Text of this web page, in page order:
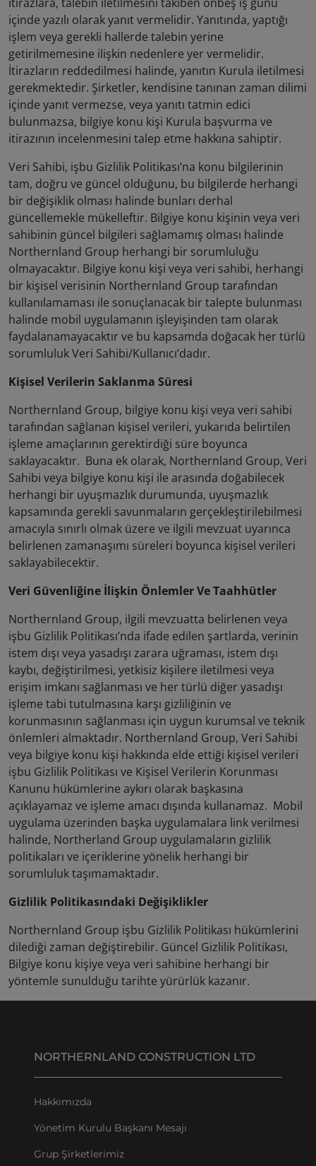
içinde yazılı olarak yanıt vermelidir. Yanıtında, yaptığı
işlem veya gerekli hallerde talebin yerine
getirilmemesine ilişkin nedenlere yer vermelidir.
İtirazların reddedilmesi halinde, yanıtın Kurula iletilmesi
gerekmektedir. Şirketler, kendisine tanınan zaman dilimi
içinde yanıt vermezse, veya yanıtı tatmin edici
bulunmazsa, bilgiye konu kişi Kurula başvurma ve
itirazının incelenmesini talep etme hakkına sahiptir.
Veri Sahibi, işbu Gizlilik Politikası’na konu bilgilerinin
tam, doğru ve güncel olduğunu, bu bilgilerde herhangi
bir değişiklik olması halinde bunları derhal
güncellemekle mükelleftir. Bilgiye konu kişinin veya veri
sahibinin güncel bilgileri sağlamamış olması halinde
Northernland Group herhangi bir sorumluluğu
olmayacaktır. Bilgiye konu kişi veya veri sahibi, herhangi
bir kişisel verisinin Northernland Group tarafından
kullanılamaması ile sonuçlanacak bir talepte bulunması
halinde mobil uygulamanın işleyişinden tam olarak
faydalanamayacaktır ve bu kapsamda doğacak her türlü
sorumluluk Veri Sahibi/Kullanıcı’dadır.
Kişisel Verilerin Saklanma Süresi
Northernland Group, bilgiye konu kişi veya veri sahibi
tarafından sağlanan kişisel verileri, yukarıda belirtilen
işleme amaçlarının gerektirdiği süre boyunca
saklayacaktır. Buna ek olarak, Northernland Group, Veri
Sahibi veya bilgiye konu kişi ile arasında doğabilecek
herhangi bir uyuşmazlık durumunda, uyuşmazlık
kapsamında gerekli savunmaların gerçekleştirilebilmesi
amacıyla sınırlı olmak üzere ve ilgili mevzuat uyarınca
belirlenen zamanaşımı süreleri boyunca kişisel verileri
saklayabilecektir.
Veri Güvenliğine İlişkin Önlemler Ve Taahhütler
Northernland Group, ilgili mevzuatta belirlenen veya
işbu Gizlilik Politikası’nda ifade edilen şartlarda, verinin
istem dışı veya yasadışı zarara uğraması, istem dışı
kaybı, değiştirilmesi, yetkisiz kişilere iletilmesi veya
erişim imkanı sağlanması ve her türlü diğer yasadışı
işleme tabi tutulmasına karşı gizliliğinin ve
korunmasının sağlanması için uygun kurumsal ve teknik
önlemleri almaktadır. Northernland Group, Veri Sahibi
veya bilgiye konu kişi hakkında elde ettiği kişisel verileri
işbu Gizlilik Politikası ve Kişisel Verilerin Korunması
Kanunu hükümlerine aykırı olarak başkasına
açıklayamaz ve işleme amacı dışında kullanamaz. Mobil
uygulama üzerinden başka uygulamalara link verilmesi
halinde, Northerland Group uygulamaların gizlilik
politikaları ve içeriklerine yönelik herhangi bir
sorumluluk taşımamaktadır.
Gizlilik Politikasındaki Değişiklikler
Northernland Group işbu Gizlilik Politikası hükümlerini
dilediği zaman değiştirebilir. Güncel Gizlilik Politikası,
Bilgiye konu kişiye veya veri sahibine herhangi bir
yöntemle sunulduğu tarihte yürürlük kazanır.
NORTHERNLAND CONSTRUCTION LTD
Hakkımızda
Yönetim Kurulu Başkanı Mesajı
Grup Şirketlerimiz